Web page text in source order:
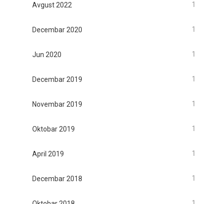
Avgust 2022 1
Decembar 2020 1
Jun 2020 1
Decembar 2019 1
Novembar 2019 1
Oktobar 2019 1
April 2019 1
Decembar 2018 1